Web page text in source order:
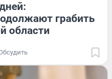
грабить
области